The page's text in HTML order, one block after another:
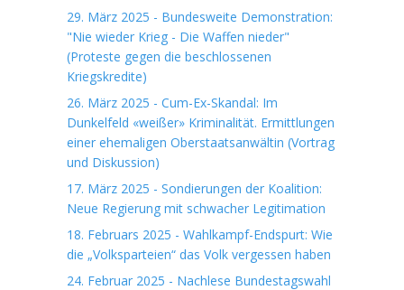
29. März 2025 - Bundesweite Demonstration:
"Nie wieder Krieg - Die Waffen nieder"
(Proteste gegen die beschlossenen
Kriegskredite)
26. März 2025 - Cum-Ex-Skandal: Im
Dunkelfeld «weißer» Kriminalität. Ermittlungen
einer ehemaligen Oberstaatsanwältin (Vortrag
und Diskussion)
17. März 2025 - Sondierungen der Koalition:
Neue Regierung mit schwacher Legitimation
18. Februars 2025 - Wahlkampf-Endspurt: Wie
die „Volksparteien“ das Volk vergessen haben
24. Februar 2025 - Nachlese Bundestagswahl